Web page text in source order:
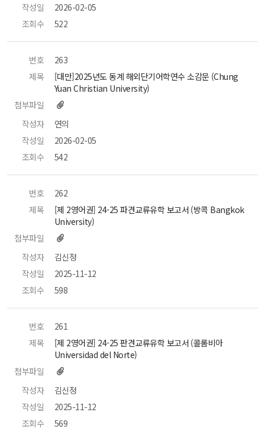
작성일
2026-02-05
조회수
522
번호
263
제목
[대만]2025년도 동계 해외단기어학연수 소감문 (Chung
Yuan Christian University)
첨부파일
작성자
연의
작성일
2026-02-05
조회수
542
번호
262
제목
[제 2영어권] 24-25 파견교류유학 보고서 (방콕 Bangkok
University)
첨부파일
작성자
김신정
작성일
2025-11-12
조회수
598
번호
261
제목
[제 2영어권] 24-25 판견교류유학 보고서 (콜롬비아
Universidad del Norte)
첨부파일
작성자
김신정
작성일
2025-11-12
조회수
569